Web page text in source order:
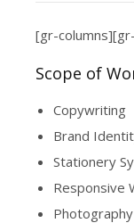
[gr-
Scope of
Copywriting
Brand
Stationery
Responsive
Photography